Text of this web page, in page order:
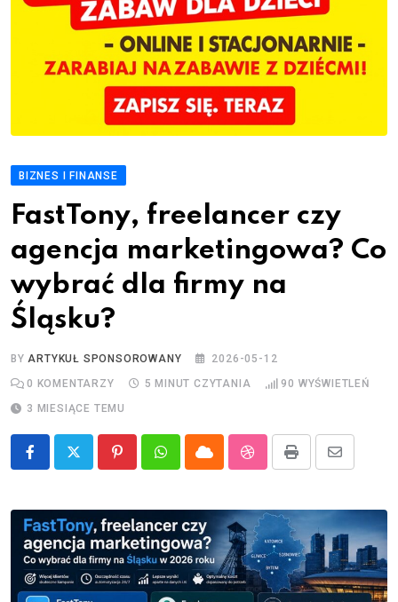
BIZNES I FINANSE
FastTony, freelancer czy
agencja marketingowa? Co
wybrać dla firmy na
Śląsku?
BY ARTYKUŁ SPONSOROWANY
2026-05-12
0 KOMENTARZY 5 MINUT CZYTANIA 90 WYŚWIETLEŃ
3 MIESIĄCE TEMU
PinterestWhatsappCloud StumbleUpon
Print
Share
Email